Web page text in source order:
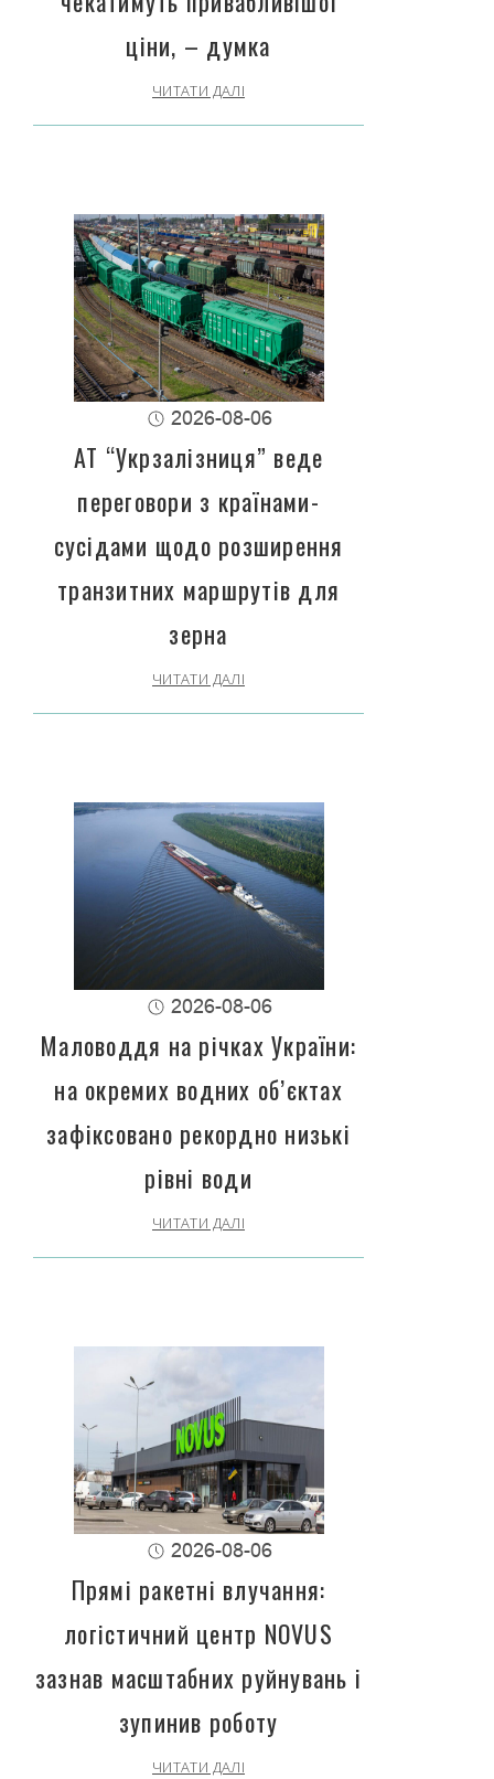
ціни, – думка
ЧИТАТИ ДАЛІ
2026-08-06
АТ “Укрзалізниця” веде
переговори з країнами-
сусідами щодо розширення
транзитних маршрутів для
зерна
ЧИТАТИ ДАЛІ
2026-08-06
Маловоддя на річках України:
на окремих водних об’єктах
зафіксовано рекордно низькі
рівні води
ЧИТАТИ ДАЛІ
2026-08-06
Прямі ракетні влучання:
логістичний центр NOVUS
зазнав масштабних руйнувань і
зупинив роботу
ЧИТАТИ ДАЛІ